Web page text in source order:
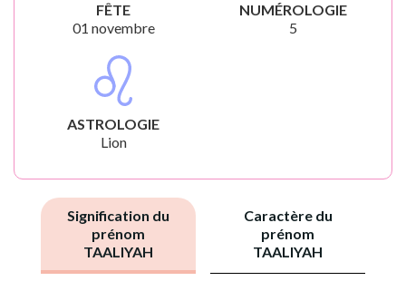
FÊTE
01 novembre
NUMÉROLOGIE
5
ASTROLOGIE
Lion
Signification du
prénom
TAALIYAH
Caractère du
prénom
TAALIYAH